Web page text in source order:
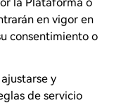
en vigor en
consentimiento o
y
de servicio